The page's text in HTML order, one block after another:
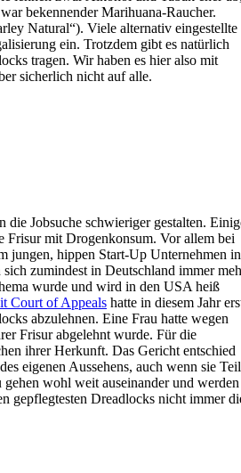
bekennender Marihuana-Raucher.
Natural“). Viele alternativ eingestellte
ein. Trotzdem gibt es natürlich
tragen. Wir haben es hier also mit
sicherlich nicht auf alle.
Jobsuche schwieriger gestalten.
Frisur mit Drogenkonsum. Vor allem bei
jungen, hippen Start-Up Unternehmen in
zumindest in Deutschland immer
wurde und wird in den USA heiß
Court of Appeals hatte in diesem Jahr
abzulehnen. Eine Frau hatte wegen
Frisur abgelehnt wurde. Für die
ihrer Herkunft. Das Gericht entschied
eigenen Aussehens, auch wenn sie Teil
wohl weit auseinander und werden
gepflegtesten Dreadlocks nicht immer